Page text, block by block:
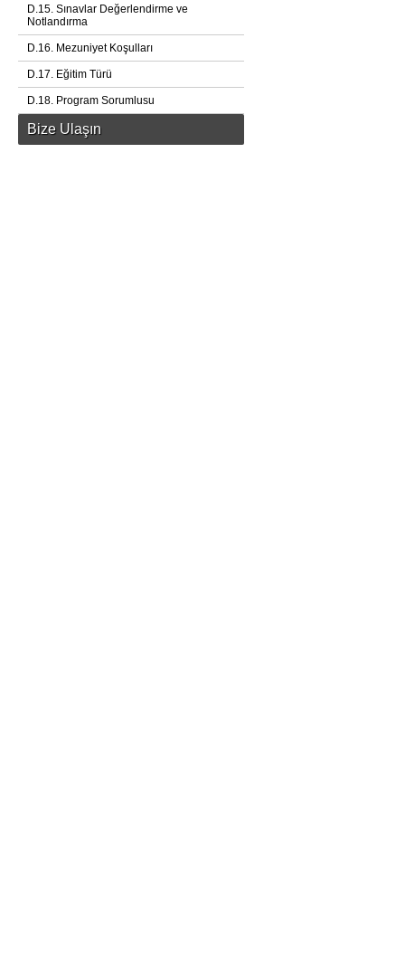
D.15. Sınavlar Değerlendirme ve
Notlandırma
D.16. Mezuniyet Koşulları
D.17. Eğitim Türü
D.18. Program Sorumlusu
Bize Ulaşın